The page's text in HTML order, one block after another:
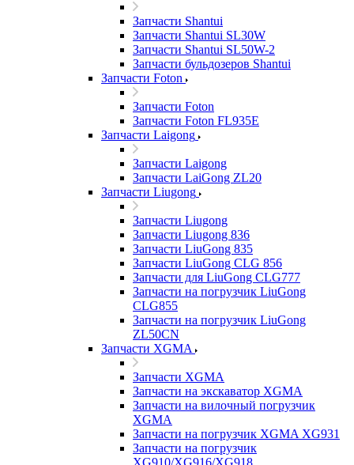
Запчасти Shantui
Запчасти Shantui SL30W
Запчасти Shantui SL50W-2
Запчасти бульдозеров Shantui
Запчасти Foton
Запчасти Foton
Запчасти Foton FL935E
Запчасти Laigong
Запчасти Laigong
Запчасти LaiGong ZL20
Запчасти Liugong
Запчасти Liugong
Запчасти Liugong 836
Запчасти LiuGong 835
Запчасти LiuGong CLG 856
Запчасти для LiuGong CLG777
Запчасти на погрузчик LiuGong
CLG855
Запчасти на погрузчик LiuGong
ZL50CN
Запчасти XGMA
Запчасти XGMA
Запчасти на экскаватор XGMA
Запчасти на вилочный погрузчик
XGMA
Запчасти на погрузчик XGMA XG931
Запчасти на погрузчик
XG910/XG916/XG918